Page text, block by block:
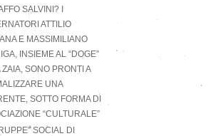
SALVINI? I
ATTILIO
E MASSIMILIANO
INSIEME AL “DOGE”
ZAIA, SONO PRONTI A
UNA
SOTTO FORMA DI
“CULTURALE”
SOCIAL DI